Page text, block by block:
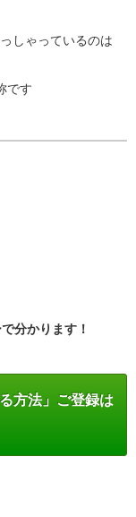
しゃっているのは
です
分かります！
方法」ご登録は